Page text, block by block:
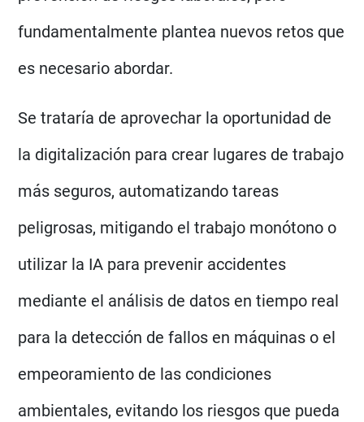
fundamentalmente plantea nuevos retos que
es necesario abordar.
Se trataría de aprovechar la oportunidad de
la digitalización para crear lugares de trabajo
más seguros, automatizando tareas
peligrosas, mitigando el trabajo monótono o
utilizar la IA para prevenir accidentes
mediante el análisis de datos en tiempo real
para la detección de fallos en máquinas o el
empeoramiento de las condiciones
ambientales, evitando los riesgos que pueda